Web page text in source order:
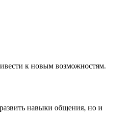
к новым возможностям.
навыки общения, но и